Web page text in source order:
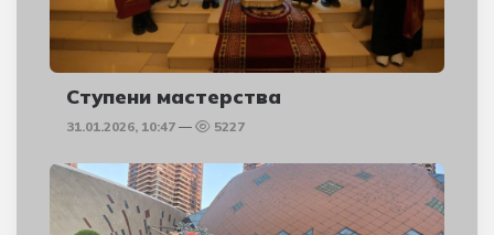
Ступени мастерства
31.01.2026, 10:47 5227